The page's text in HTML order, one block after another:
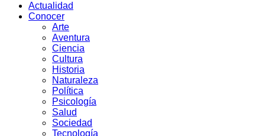
Actualidad
Conocer
Arte
Aventura
Ciencia
Cultura
Historia
Naturaleza
Política
Psicología
Salud
Sociedad
Tecnología